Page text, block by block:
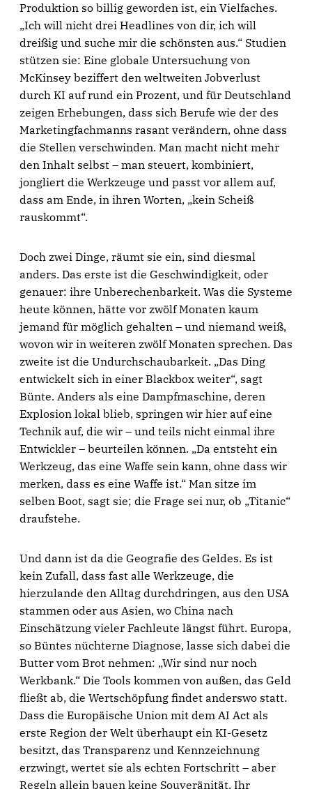
Produktion so billig geworden ist, ein Vielfaches.
„Ich will nicht drei Headlines von dir, ich will
dreißig und suche mir die schönsten aus.“ Studien
stützen sie: Eine globale Untersuchung von
McKinsey beziffert den weltweiten Jobverlust
durch KI auf rund ein Prozent, und für Deutschland
zeigen Erhebungen, dass sich Berufe wie der des
Marketingfachmanns rasant verändern, ohne dass
die Stellen verschwinden. Man macht nicht mehr
den Inhalt selbst – man steuert, kombiniert,
jongliert die Werkzeuge und passt vor allem auf,
dass am Ende, in ihren Worten, „kein Scheiß
rauskommt“.
Doch zwei Dinge, räumt sie ein, sind diesmal
anders. Das erste ist die Geschwindigkeit, oder
genauer: ihre Unberechenbarkeit. Was die Systeme
heute können, hätte vor zwölf Monaten kaum
jemand für möglich gehalten – und niemand weiß,
wovon wir in weiteren zwölf Monaten sprechen. Das
zweite ist die Undurchschaubarkeit. „Das Ding
entwickelt sich in einer Blackbox weiter“, sagt
Bünte. Anders als eine Dampfmaschine, deren
Explosion lokal blieb, springen wir hier auf eine
Technik auf, die wir – und teils nicht einmal ihre
Entwickler – beurteilen können. „Da entsteht ein
Werkzeug, das eine Waffe sein kann, ohne dass wir
merken, dass es eine Waffe ist.“ Man sitze im
selben Boot, sagt sie; die Frage sei nur, ob „Titanic“
draufstehe.
Und dann ist da die Geografie des Geldes. Es ist
kein Zufall, dass fast alle Werkzeuge, die
hierzulande den Alltag durchdringen, aus den USA
stammen oder aus Asien, wo China nach
Einschätzung vieler Fachleute längst führt. Europa,
so Büntes nüchterne Diagnose, lasse sich dabei die
Butter vom Brot nehmen: „Wir sind nur noch
Werkbank.“ Die Tools kommen von außen, das Geld
fließt ab, die Wertschöpfung findet anderswo statt.
Dass die Europäische Union mit dem AI Act als
erste Region der Welt überhaupt ein KI-Gesetz
besitzt, das Transparenz und Kennzeichnung
erzwingt, wertet sie als echten Fortschritt – aber
Regeln allein bauen keine Souveränität. Ihr